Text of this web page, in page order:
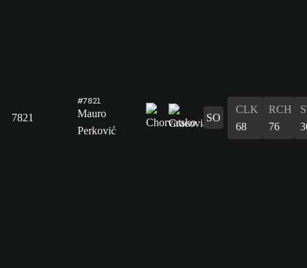
7821
#7821
Mauro
Perković
SO
CLK
68
RCH
76